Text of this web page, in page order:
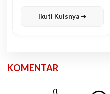
Ikuti Kuisnya ➔
KOMENTAR